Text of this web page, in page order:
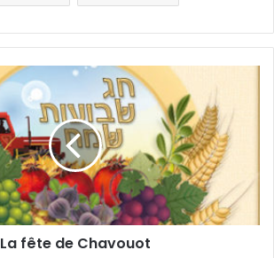
La fête de Chavouot